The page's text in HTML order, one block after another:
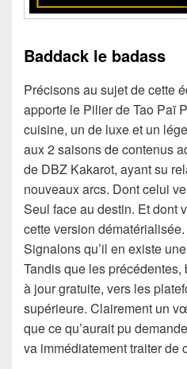
Baddack le badass
Précisons au sujet de cette
apporte le Pilier de Tao Paï
cuisine, un de luxe et un
aux 2 saisons de contenus
de DBZ Kakarot, ayant su
nouveaux arcs. Dont celui
Seul face au destin. Et dont
cette version dématérialisée.
Signalons qu’il en existe
Tandis que les précédentes,
à jour gratuite, vers les
supérieure. Clairement un
que ce qu’aurait pu
va immédiatement traiter de